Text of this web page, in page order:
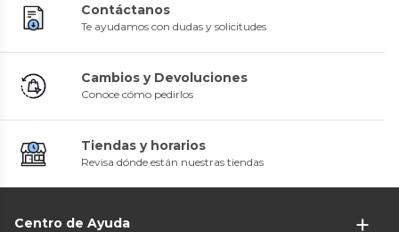
Contáctanos
Te ayudamos con dudas y solicitudes
Cambios y Devoluciones
Conoce cómo pedirlos
Tiendas y horarios
Revisa dónde están nuestras tiendas
Centro de Ayuda